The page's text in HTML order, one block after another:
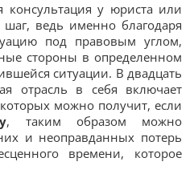
консультация у юриста или
ведь именно благодаря
под правовым углом,
стороны в определенном
ситуации. В двадцать
отрасль в себя включает
можно получит, если
, таким образом можно
и неоправданных потерь
времени, которое